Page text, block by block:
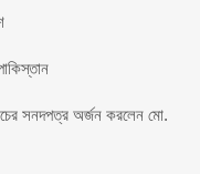
সনদপত্র অর্জন করলেন মো.